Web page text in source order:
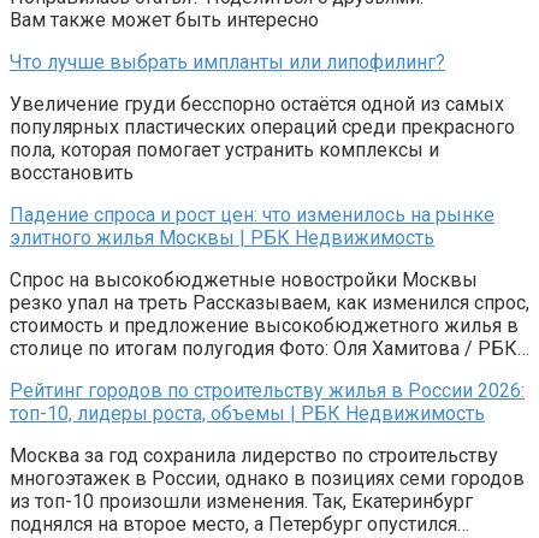
Вам также может быть интересно
Что лучше выбрать импланты или липофилинг?
Увеличение груди бесспорно остаётся одной из самых
популярных пластических операций среди прекрасного
пола, которая помогает устранить комплексы и
восстановить
Падение спроса и рост цен: что изменилось на рынке
элитного жилья Москвы | РБК Недвижимость
Спрос на высокобюджетные новостройки Москвы
резко упал на треть Рассказываем, как изменился спрос,
стоимость и предложение высокобюджетного жилья в
столице по итогам полугодия Фото: Оля Хамитова / РБК…
Рейтинг городов по строительству жилья в России 2026:
топ-10, лидеры роста, объемы | РБК Недвижимость
Москва за год сохранила лидерство по строительству
многоэтажек в России, однако в позициях семи городов
из топ-10 произошли изменения. Так, Екатеринбург
поднялся на второе место, а Петербург опустился…